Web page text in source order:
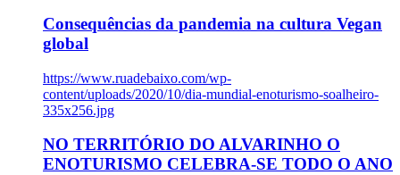
Consequências da pandemia na cultura Vegan
global
https://www.ruadebaixo.com/wp-
content/uploads/2020/10/dia-mundial-enoturismo-soalheiro-
335x256.jpg
NO TERRITÓRIO DO ALVARINHO O
ENOTURISMO CELEBRA-SE TODO O ANO